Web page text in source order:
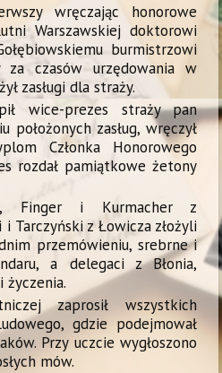
wręczając honorowe
Warszawskiej doktorowi
burmistrzowi
za czasów urzędowania w
zasługi dla straży.
wice-prezes straży pan
zasług, wręczył
Członka Honorowego
rozdał pamiątkowe żetony
Finger i Kurmacher z
i Tarczyński z Łowicza złożyli
przemówieniu, srebrne i
a delegaci z Błonia,
życzenia.
zaprosił wszystkich
gdzie podejmował
Przy uczcie wygłoszono
mów.